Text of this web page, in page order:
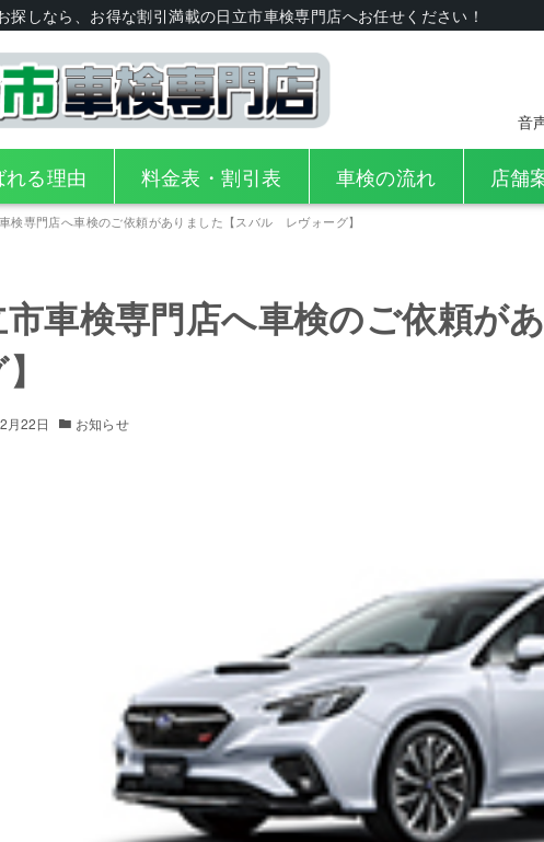
探しなら、お得な割引満載の日立市車検専門店へお任せください！
音
れる理由 料金表・割引表 車検の流れ 店舗
検専門店へ車検のご依頼がありました【スバル レヴォーグ】
市車検専門店へ車検のご依頼
月22日 お知らせ